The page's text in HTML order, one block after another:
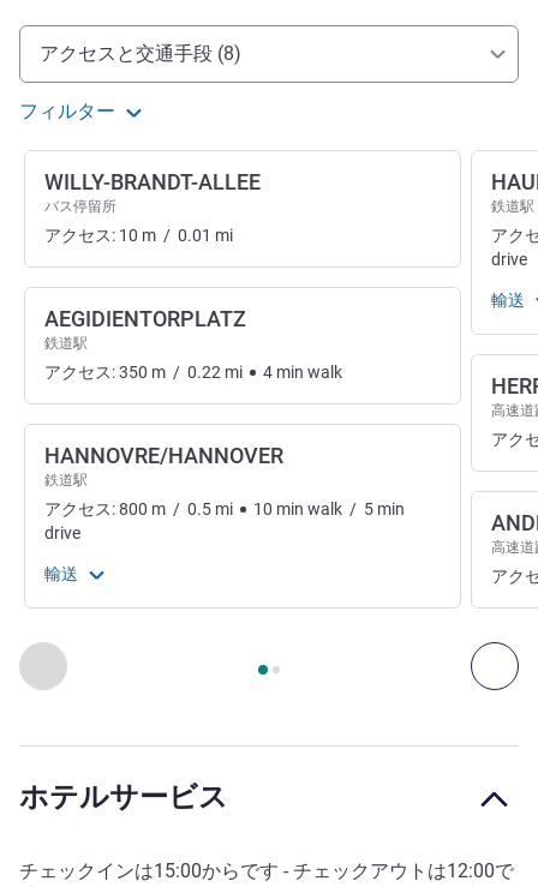
アクセスと交通機関
アクセスと交通手段 (8)
フィルター
前に戻る - アクセスと交通手段 次
2ページ中 , アクセスと交通手段 1 :, アクセスと交
WILLY-BRANDT-ALLEE
バス停留所
アクセス: 10 m / 0.01 mi
AEGIDIENTORPLATZ
鉄道駅
アクセス:350 m / 0.22 mi 4 min walk
HANNOVRE/HANNOVER
鉄道駅
アクセス:800 m / 0.5 mi 10 min walk / 5 min
drive
輸送
鉄道駅
アク
drive
輸送
高速道
アク
高速道
アク
ホテルサービス
チェックインは15:00からです - チェックアウトは12:00で